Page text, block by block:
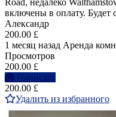
Road, недалеко
включены в оплату. Будет
Александр
200.00 £
1 месяц назад Аренда
Просмотров
200.00 £
Написать
200.00 £
Удалить из избранного